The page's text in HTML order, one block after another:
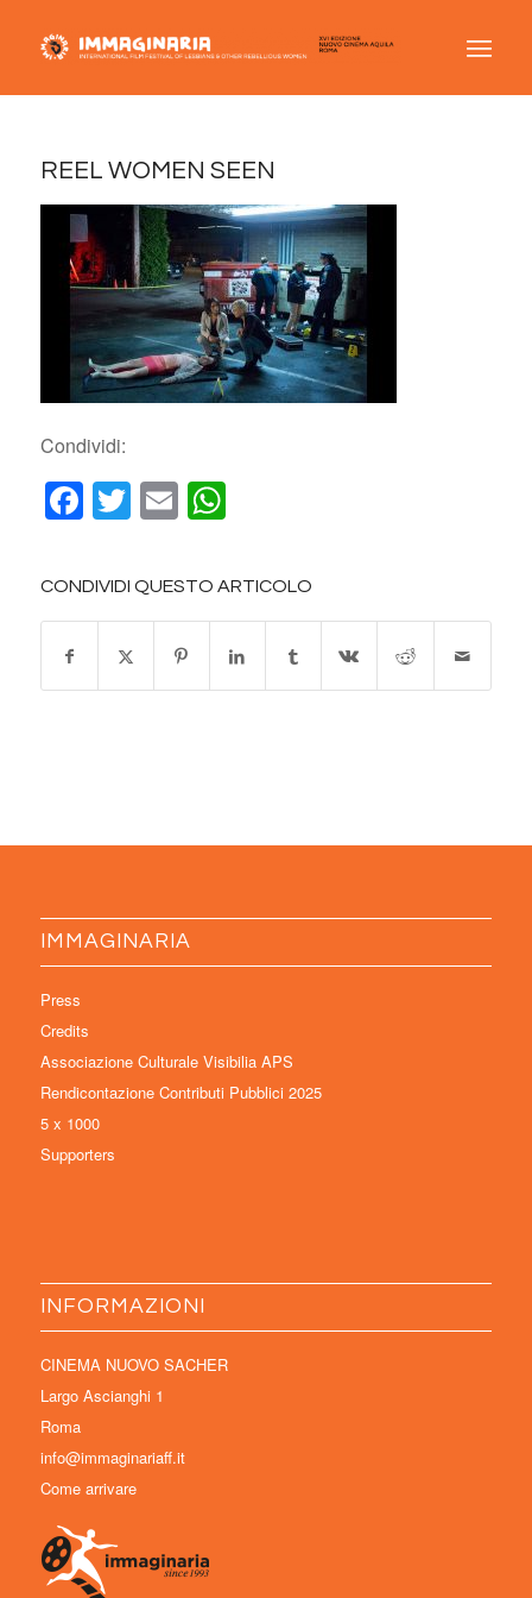
REEL WOMEN SEEN
Condividi:
Facebook
Twitter
EmailWhatsApp
CONDIVIDI QUESTO ARTICOLO
IMMAGINARIA
Press
Credits
Associazione Culturale Visibilia APS
Rendicontazione Contributi Pubblici 2025
5 x 1000
Supporters
INFORMAZIONI
CINEMA NUOVO SACHER
Largo Ascianghi 1
Roma
info@immaginariaff.it
Come arrivare